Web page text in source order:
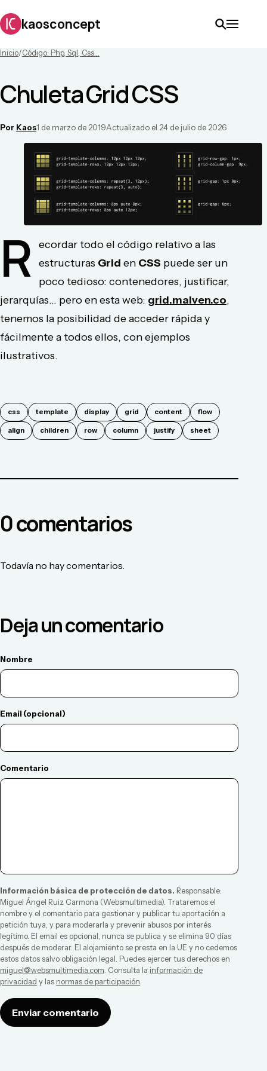
kaosconcept
Inicio/Código: Php, Sql, Css...
Chuleta Grid CSS
Por Kaos1 de marzo de 2019Actualizado el 24 de julio de 2026
R
ecordar todo el código relativo a las
estructuras Grid en CSS puede ser un
poco tedioso: contenedores, justificar,
jerarquías... pero en esta web: grid.malven.co,
tenemos la posibilidad de acceder rápida y
fácilmente a todos ellos, con ejemplos
ilustrativos.
css template display grid content flow
align children row column justify sheet
0comentarios
Todavía no hay comentarios.
Deja un comentario
Nombre
Email (opcional)
Comentario
Información básica de protección de datos. Responsable:
Miguel Ángel Ruiz Carmona (Websmultimedia). Trataremos el
nombre y el comentario para gestionar y publicar tu aportación a
petición tuya, y para moderarla y prevenir abusos por interés
legítimo. El email es opcional, nunca se publica y se elimina 90 días
después de moderar. El alojamiento se presta en la UE y no cedemos
estos datos salvo obligación legal. Puedes ejercer tus derechos en
miguel@websmultimedia.com. Consulta la información de
privacidad y las normas de participación.
Enviar comentario